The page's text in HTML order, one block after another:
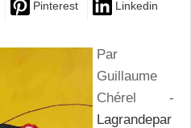
Pinterest Linkedin
Par
Guillaume
Chérel -
Lagrandepar